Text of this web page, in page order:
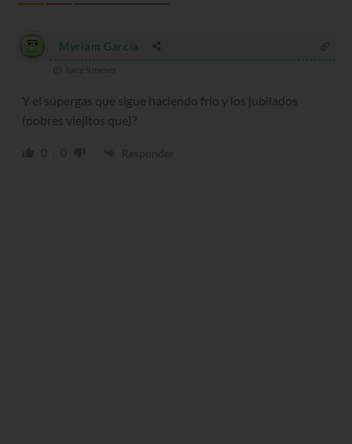
Myriam García
Y el súpergas que sigue haciendo frío y los jubilados
(pobres viejitos que)?